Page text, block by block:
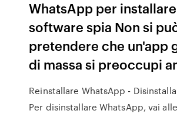
WhatsApp per
software spia Non si
pretendere che un'app
di massa si preoccupi
Reinstallare WhatsApp -
Per disinstallare WhatsApp, vai